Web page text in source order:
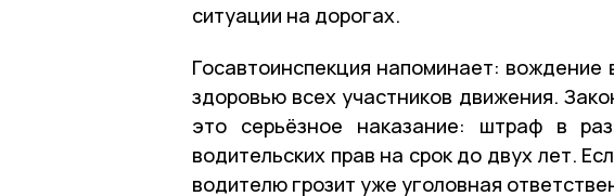
ситуации на дорогах.
Госавтоинспекция напоминает: вождение
здоровью всех участников движения.
это серьёзное наказание: штраф в
водительских прав на срок до двух лет.
водителю грозит уже уголовная